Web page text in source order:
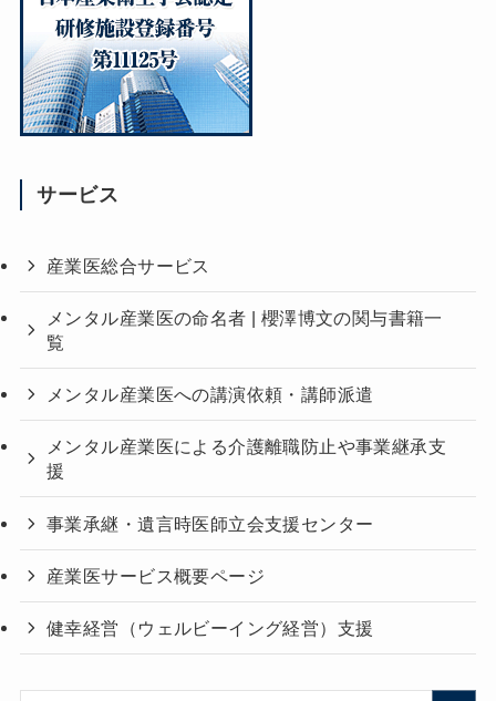
サービス
産業医総合サービス
メンタル産業医の命名者 | 櫻澤博文の関与書籍一
覧
メンタル産業医への講演依頼・講師派遣
メンタル産業医による介護離職防止や事業継承支
援
事業承継・遺言時医師立会支援センター
産業医サービス概要ページ
健幸経営（ウェルビーイング経営）支援